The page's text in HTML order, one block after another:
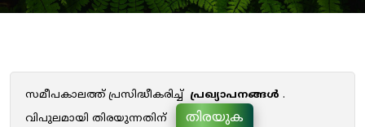
സമീപകാലത്ത് പ്രസിദ്ധീകരിച്ച് പ്രഖ്യാപനങ്ങൾ .
വിപുലമായി തിരയുന്നതിന്
തിരയുക